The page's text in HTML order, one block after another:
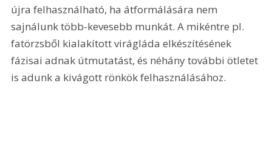
újra felhasználható, ha átformálására nem
sajnálunk több-kevesebb munkát. A mikéntre pl.
fatörzsből kialakított virágláda elkészítésének
fázisai adnak útmutatást, és néhány további ötletet
is adunk a kivágott rönkök felhasználásához.